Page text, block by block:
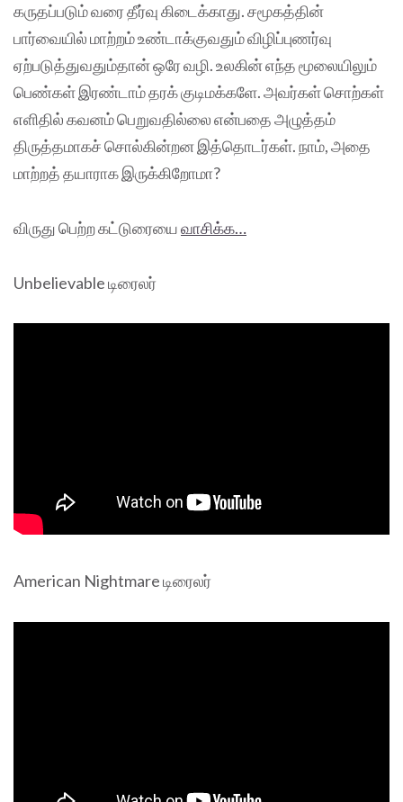
கருதப்படும் வரை தீர்வு கிடைக்காது. சமூகத்தின்
பார்வையில் மாற்றம் உண்டாக்குவதும் விழிப்புணர்வு
ஏற்படுத்துவதும்தான் ஒரே வழி. உலகின் எந்த மூலையிலும்
பெண்கள் இரண்டாம் தரக் குடிமக்களே. அவர்கள் சொற்கள்
எளிதில் கவனம் பெறுவதில்லை என்பதை அழுத்தம்
திருத்தமாகச் சொல்கின்றன இத்தொடர்கள். நாம், அதை
மாற்றத் தயாராக இருக்கிறோமா?
விருது பெற்ற கட்டுரையைவாசிக்க…
Unbelievable டிரைலர்
American Nightmare டிரைலர்